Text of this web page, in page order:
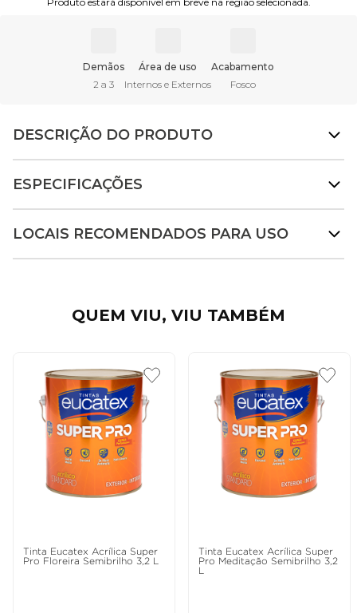
Demãos
2 a 3
Área de uso
Internos e Externos
Acabamento
Fosco
DESCRIÇÃO DO PRODUTO
ESPECIFICAÇÕES
LOCAIS RECOMENDADOS PARA USO
QUEM VIU, VIU TAMBÉM
Tinta Eucatex Acrílica Super
Pro Floreira Semibrilho 3,2 L
Tinta Eucatex Acrílica Super
Pro Meditação Semibrilho 3,2